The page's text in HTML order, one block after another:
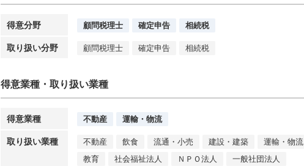
得意分野 顧問税理士 確定申告 相続税
取り扱い分野 顧問税理士 確定申告 相続税
得意業種・取り扱い業種
得意業種 不動産 運輸・物流
取り扱い業種 不動産 飲食 流通・小売 建設・建築 運輸・物流
教育
社会福祉法人 ＮＰＯ法人 一般社団法人